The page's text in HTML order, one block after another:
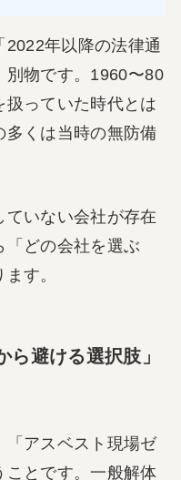
2022年以降の法律通
別物です。1960〜80
っていた時代とは
多くは当時の無防備
いない会社が存在
「どの会社を選ぶ
す。
ら避ける選択肢」
「アスベスト現場ゼ
ことです。一般解体